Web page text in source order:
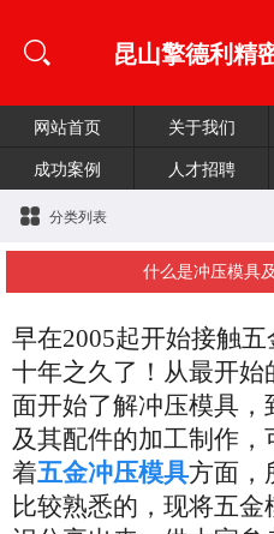
昆山擎德利精
网站首页 关于我们
成功案例
人才招聘
分类列表
什么是冲压模具
早在2005起开始接触五
十年之久了！从最开
面开始了解冲压模具，
及其配件的加工制作
着五金冲压模具方面，
比较熟悉的，现将五